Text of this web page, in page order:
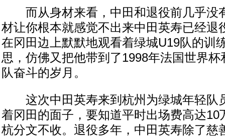
而从身材来看，中田和退役前几乎没
材让你根本就感觉不出来中田英寿已经退
在冈田边上默默地观看着绿城U19队的训
思，仿佛又把他带到了1998年法国世界
队奋斗的岁月。
这次中田英寿来到杭州为绿城年轻队
着冈田的面子，要知道平时出场费高达10
杭分文不收。退役多年，中田英寿除了慈